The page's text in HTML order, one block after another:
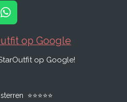
W
a
s
p
op Google
op Google!
⭐️⭐️⭐️⭐️⭐️